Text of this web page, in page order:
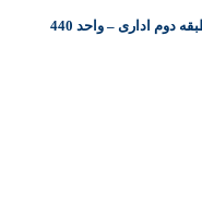
دوم اداری – واحد 440